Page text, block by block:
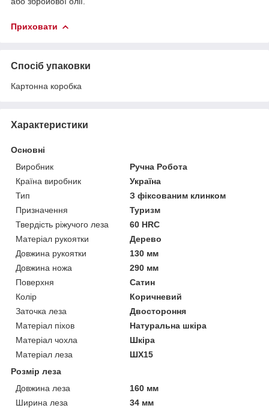
Приховати
Спосіб упаковки
Картонна коробка
Характеристики
Основні
Виробник
Ручна Робота
Країна виробник
Україна
Тип
З фіксованим клинком
Призначення
Туризм
Твердість ріжучого леза
60 HRC
Матеріал рукоятки
Дерево
Довжина рукоятки
130 мм
Довжина ножа
290 мм
Поверхня
Сатин
Колір
Коричневий
Заточка леза
Двостороння
Матеріал піхов
Натуральна шкіра
Матеріал чохла
Шкіра
Матеріал леза
ШХ15
Розмір леза
Довжина леза
160 мм
Ширина леза
34 мм